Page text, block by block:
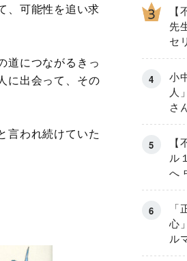
、可能性を追い求
道につながるきっ
に出会って、その
言われ続けていた
先
セ
の
小
人
さ
登
ル
へ
害
心
ル
た